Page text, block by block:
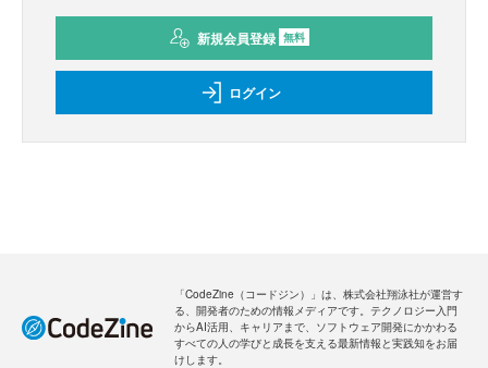
新規会員登録 無料
ログイン
「CodeZine（コードジン）」は、株式会社翔泳社が運営す
る、開発者のための情報メディアです。テクノロジー入門
からAI活用、キャリアまで、ソフトウェア開発にかかわる
すべての人の学びと成長を支える最新情報と実践知をお届
けします。